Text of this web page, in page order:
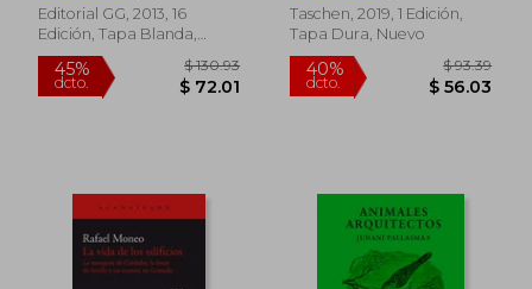
Editorial GG, 2013, 16
Edición, Tapa Blanda,
Nuevo
45%
dcto.
$ 130.93
Taschen, 2019, 1 Edición,
Tapa Dura, Nuevo
40%
dcto.